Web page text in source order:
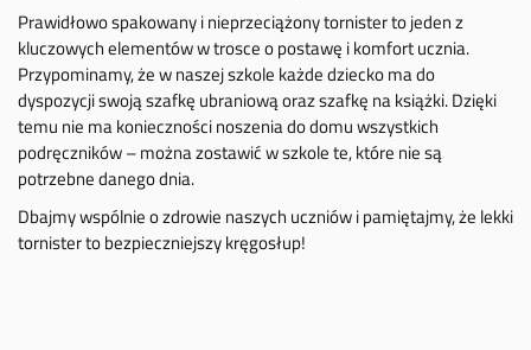
Prawidłowo spakowany i nieprzeciążony tornister to jeden z
kluczowych elementów w trosce o postawę i komfort ucznia.
Przypominamy, że w naszej szkole każde dziecko ma do
dyspozycji swoją szafkę ubraniową oraz szafkę na książki. Dzięki
temu nie ma konieczności noszenia do domu wszystkich
podręczników – można zostawić w szkole te, które nie są
potrzebne danego dnia.
Dbajmy wspólnie o zdrowie naszych uczniów i pamiętajmy, że lekki
tornister to bezpieczniejszy kręgosłup!